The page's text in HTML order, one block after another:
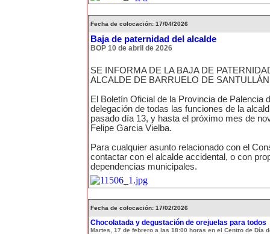
Fecha de colocación: 17/04/2026
Baja de paternidad del alcalde
BOP 10 de abril de 2026
SE INFORMA DE LA BAJA DE
ALCALDE DE BARRUELO DE
El Boletín Oficial de la Provincia de Palencia
delegación de todas las funciones de la
pasado día 13, y hasta el próximo mes de
Felipe Garcia Vielba.
Para cualquier asunto relacionado con el
contactar con el alcalde accidental, o con
dependencias municipales.
Fecha de colocación: 17/02/2026
Chocolatada y degustación de orejuelas para todos
Martes, 17 de febrero a las 18:00 horas en el Centro de Día